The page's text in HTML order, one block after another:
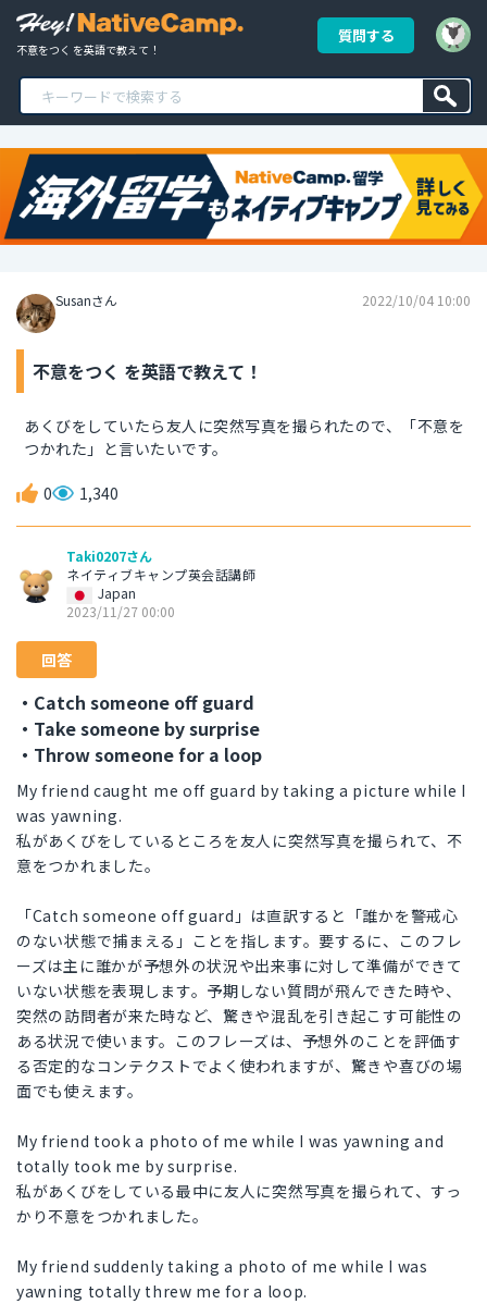
不意をつく を英語で教えて！
質問する
Susanさん 2022/10/04 10:00
不意をつく を英語で教えて！
あくびをしていたら友人に突然写真を撮られたので、「不意を
つかれた」と言いたいです。
0 1,340
Taki0207さん
ネイティブキャンプ英会話講師
Japan
2023/11/27 00:00
回答
・Catch someone off guard
・Take someone by surprise
・Throw someone for a loop
My friend caught me off guard by taking a picture while I
was yawning.
私があくびをしているところを友人に突然写真を撮られて、不
意をつかれました。
「Catch someone off guard」は直訳すると「誰かを警戒心
のない状態で捕まえる」ことを指します。要するに、このフレ
ーズは主に誰かが予想外の状況や出来事に対して準備ができて
いない状態を表現します。予期しない質問が飛んできた時や、
突然の訪問者が来た時など、驚きや混乱を引き起こす可能性の
ある状況で使います。このフレーズは、予想外のことを評価す
る否定的なコンテクストでよく使われますが、驚きや喜びの場
面でも使えます。
My friend took a photo of me while I was yawning and
totally took me by surprise.
私があくびをしている最中に友人に突然写真を撮られて、すっ
かり不意をつかれました。
My friend suddenly taking a photo of me while I was
yawning totally threw me for a loop.